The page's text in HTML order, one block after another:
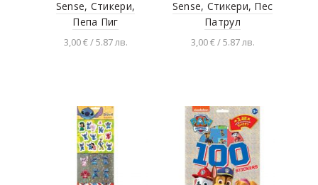
Sense, Стикери,
Пепа Пиг
3,00 € / 5.87 лв.
Sense, Стикери, Пес
Патрул
3,00 € / 5.87 лв.